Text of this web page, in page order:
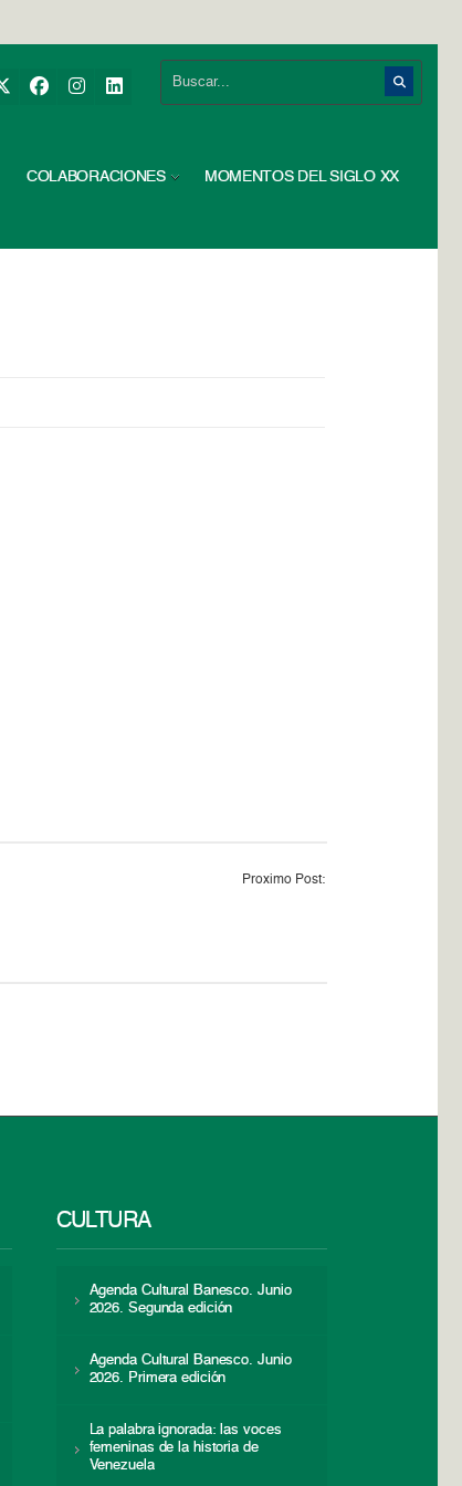
COLABORACIONES MOMENTOS DEL SIGLO XX
Proximo Post:
CULTURA
Agenda Cultural Banesco. Junio
2026. Segunda edición
Agenda Cultural Banesco. Junio
2026. Primera edición
La palabra ignorada: las voces
femeninas de la historia de
Venezuela